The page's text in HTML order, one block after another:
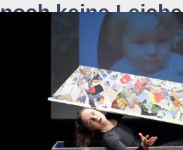
noch keine Leiche